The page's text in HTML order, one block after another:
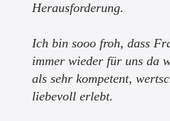
Herausforderung.
Ich bin sooo froh, dass
immer wieder für uns da
als sehr kompetent,
liebevoll erlebt.